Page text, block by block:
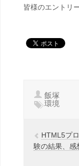
皆様のエントリ
飯塚
環境
HTML5プ
験の結果、感